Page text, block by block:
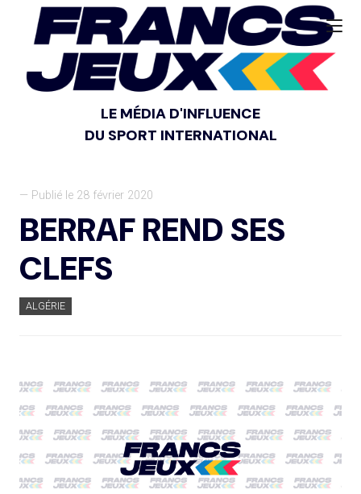
LE MÉDIA D'INFLUENCE
DU SPORT INTERNATIONAL
— Publié le 28 février 2020
BERRAF REND SES
CLEFS
ALGÉRIE